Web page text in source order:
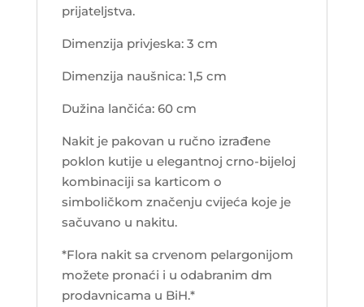
prijateljstva.
Dimenzija privjeska: 3 cm
Dimenzija naušnica: 1,5 cm
Dužina lančića: 60 cm
Nakit je pakovan u ručno izrađene
poklon kutije u elegantnoj crno-bijeloj
kombinaciji sa karticom o
simboličkom značenju cvijeća koje je
sačuvano u nakitu.
*Flora nakit sa crvenom pelargonijom
možete pronaći i u odabranim dm
prodavnicama u BiH.*